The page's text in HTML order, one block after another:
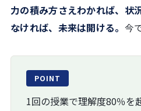
力の積み方さえわかれば、状
なければ、未来は開ける。 今
POINT
1回の授業で理解度80％を